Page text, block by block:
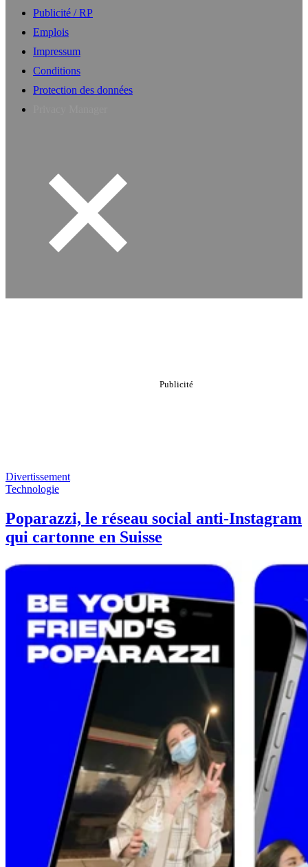
Publicité / RP
Emplois
Impressum
Conditions
Protection des données
Divertissement
Technologie
Poparazzi, le réseau social anti-Instagram
qui cartonne en Suisse